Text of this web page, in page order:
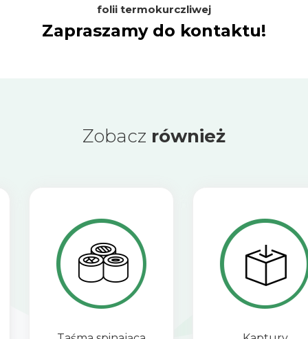
folii termokurczliwej
Zapraszamy do kontaktu!
Zobacz również